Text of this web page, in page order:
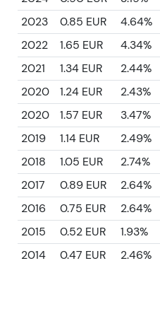
2023
0.85 EUR
4.64%
2022
1.65 EUR
4.34%
2021
1.34 EUR
2.44%
2020
1.24 EUR
2.43%
2020
1.57 EUR
3.47%
2019
1.14 EUR
2.49%
2018
1.05 EUR
2.74%
2017
0.89 EUR
2.64%
2016
0.75 EUR
2.64%
2015
0.52 EUR
1.93%
2014
0.47 EUR 2.46%